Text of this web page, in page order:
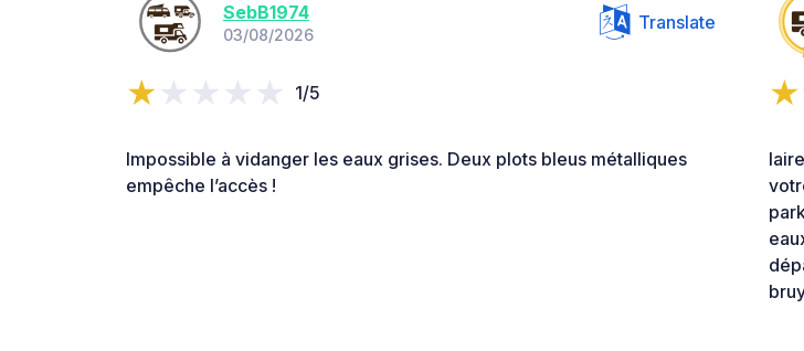
SebB1974
03/08/2026
Translate
1/5
Impossible à vidanger les eaux grises. Deux plots bleus métalliques
empêche l’accès !